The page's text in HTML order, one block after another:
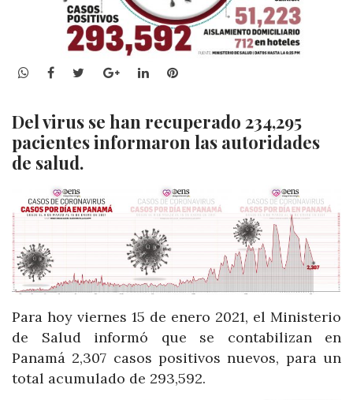
WhatsApp
Facebook
TwitterGoogle+LinkedInPinterest
Del virus se han recuperado 234,295
pacientes informaron las autoridades
de salud.
Para hoy viernes 15 de enero 2021, el Ministerio
de Salud informó que se contabilizan en
Panamá 2,307 casos positivos nuevos, para un
total acumulado de 293,592.